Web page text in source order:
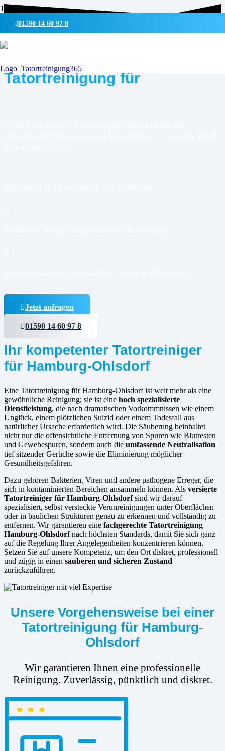
01590 14 60 97 8
Tatortreinigung für
Jetzt anfragen
01590 14 60 97 8
Ihr kompetenter Tatortreiniger
für Hamburg-Ohlsdorf
Eine Tatortreinigung für Hamburg-Ohlsdorf ist weit mehr als eine
gewöhnliche Reinigung; sie ist eine hoch spezialisierte
Dienstleistung, die nach dramatischen Vorkommnissen wie einem
Unglück, einem plötzlichen Suizid oder einem Todesfall aus
natürlicher Ursache erforderlich wird. Die Säuberung beinhaltet
nicht nur die offensichtliche Entfernung von Spuren wie Blutresten
und Gewebespuren, sondern auch die umfassende Neutralisation
tief sitzender Gerüche sowie die Eliminierung möglicher
Gesundheitsgefahren.
Dazu gehören Bakterien, Viren und andere pathogene Erreger, die
sich in kontaminierten Bereichen ansammeln können. Als versierte
Tatortreiniger für Hamburg-Ohlsdorfsind wir darauf
spezialisiert, selbst versteckte Verunreinigungen unter Oberflächen
oder in baulichen Strukturen genau zu erkennen und vollständig zu
entfernen. Wir garantieren eine fachgerechte Tatortreinigung
Hamburg-Ohlsdorfnach höchsten Standards, damit Sie sich ganz
auf die Regelung Ihrer Angelegenheiten konzentrieren können.
Setzen Sie auf unsere Kompetenz, um den Ort diskret, professionell
und zügig in einen sauberen und sicheren Zustand
zurückzuführen.
Unsere Vorgehensweise bei einer
Tatortreinigung für Hamburg-
Ohlsdorf
Wir garantieren Ihnen eine professionelle
Reinigung. Zuverlässig, pünktlich und diskret.